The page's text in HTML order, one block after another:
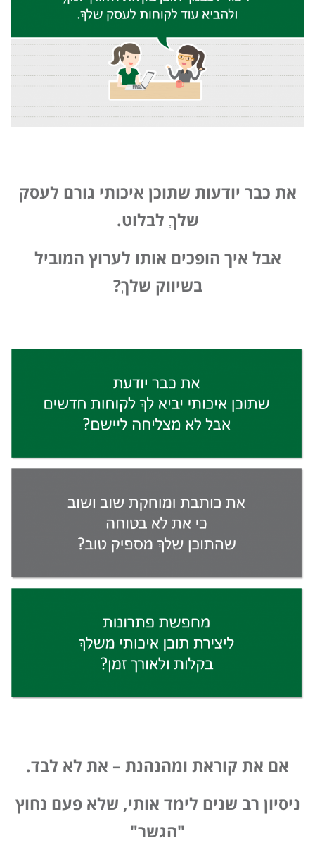
את כבר יודעות שתוכן איכותי גורם לעסק
שלךְ לבלוט.
אבל איך הופכים אותו לערוץ המוביל
בשיווק שלךְ?
אם את קוראת ומהנהנת – את לא לבד.
ניסיון רב שנים לימד אותי, שלא פעם נחוץ
"הגשר"